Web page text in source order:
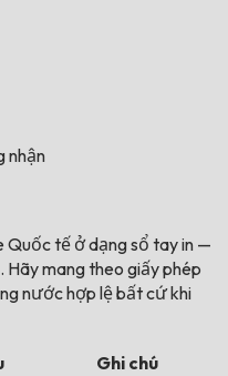
nhận
Quốc tế ở dạng sổ tay in —
Hãy mang theo giấy phép
nước hợp lệ bất cứ khi
Ghi chú